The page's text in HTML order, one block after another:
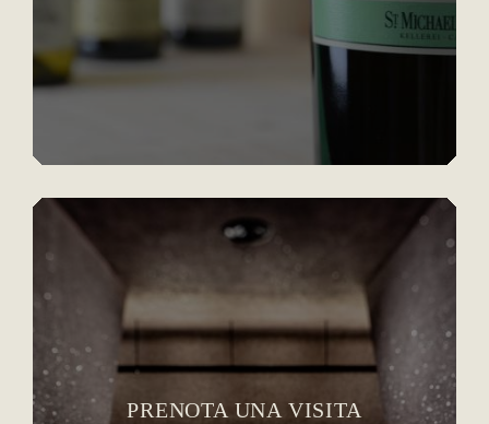
PRENOTA UNA VISITA